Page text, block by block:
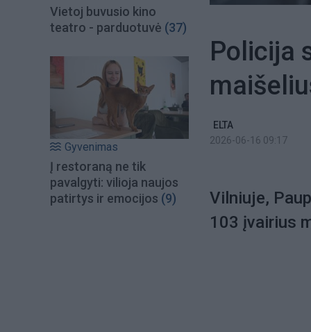
Vietoj buvusio kino
teatro - parduotuvė (37)
Gyvenimas
Į restoraną ne tik
pavalgyti: vilioja naujos
patirtys ir emocijos (9)
Policija
ELTA
2026-06-16 09:17
Vilniuje,
103 įvairius